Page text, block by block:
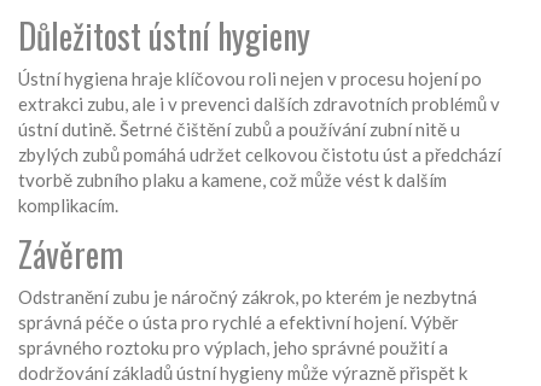
Důležitost ústní hygieny
Ústní hygiena hraje klíčovou roli nejen v procesu hojení po
extrakci zubu, ale i v prevenci dalších zdravotních problémů v
ústní dutině. Šetrné čištění zubů a používání zubní nitě u
zbylých zubů pomáhá udržet celkovou čistotu úst a předchází
tvorbě zubního plaku a kamene, což může vést k dalším
komplikacím.
Závěrem
Odstranění zubu je náročný zákrok, po kterém je nezbytná
správná péče o ústa pro rychlé a efektivní hojení. Výběr
správného roztoku pro výplach, jeho správné použití a
dodržování základů ústní hygieny může výrazně přispět k